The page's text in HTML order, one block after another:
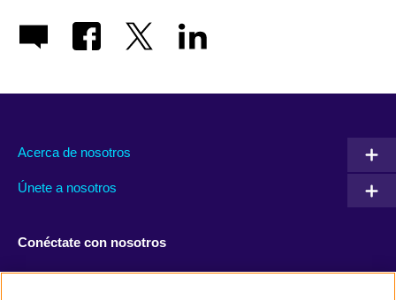
Acerca de nosotros
Únete a nosotros
Conéctate con nosotros